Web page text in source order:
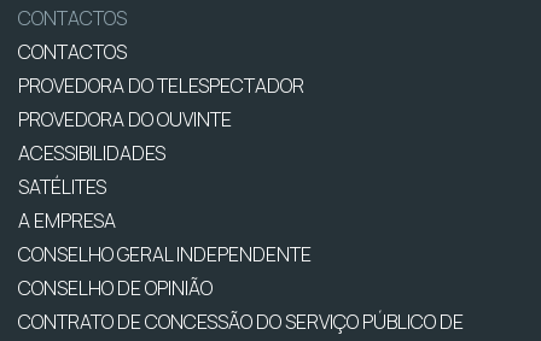
CONTACTOS
CONTACTOS
PROVEDORA DO TELESPECTADOR
PROVEDORA DO OUVINTE
ACESSIBILIDADES
SATÉLITES
A EMPRESA
CONSELHO GERAL INDEPENDENTE
CONSELHO DE OPINIÃO
CONTRATO DE CONCESSÃO DO SERVIÇO PÚBLICO DE